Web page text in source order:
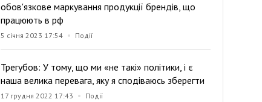
обов'язкове маркування продукції брендів, що
працюють в рф
5 січня 2023 17:54 Події
Трегубов: У тому, що ми «не такі» політики, і є
наша велика перевага, яку я сподіваюсь зберегти
17 грудня 2022 17:43 Події